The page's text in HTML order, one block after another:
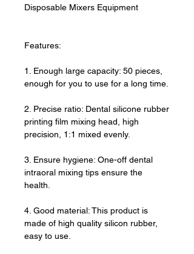
Disposable Mixers Equipment
Features:
1. Enough large capacity: 50 pieces,
enough for you to use for a long time.
2. Precise ratio: Dental silicone rubber
printing film mixing head, high
precision, 1:1 mixed evenly.
3. Ensure hygiene: One-off dental
intraoral mixing tips ensure the
health.
4. Good material: This product is
made of high quality silicon rubber,
easy to use.